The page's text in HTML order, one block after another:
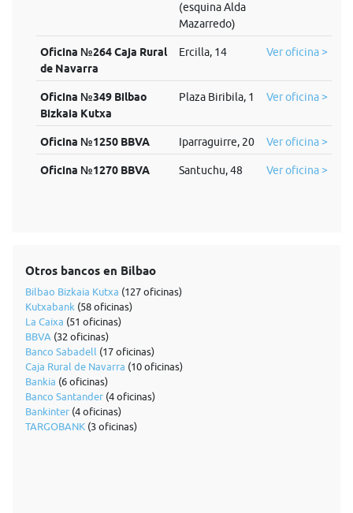
(esquina Alda
Mazarredo)
Oficina №264 Caja Rural
de Navarra
Ercilla, 14 Ver oficina >
Oficina №349 Bilbao
Bizkaia Kutxa
Plaza Biribila, 1 Ver oficina >
Oficina №1250 BBVA Iparraguirre, 20 Ver oficina >
Oficina №1270 BBVA Santuchu, 48 Ver oficina >
Otros bancos en Bilbao
Bilbao Bizkaia Kutxa (127 oficinas)
Kutxabank (58 oficinas)
La Caixa (51 oficinas)
BBVA (32 oficinas)
Banco Sabadell (17 oficinas)
Caja Rural de Navarra (10 oficinas)
Bankia (6 oficinas)
Banco Santander (4 oficinas)
Bankinter (4 oficinas)
TARGOBANK (3 oficinas)